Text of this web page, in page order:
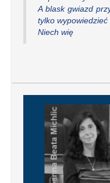
A blask gwiazd
tylko wypowiedzieć
Niech wię